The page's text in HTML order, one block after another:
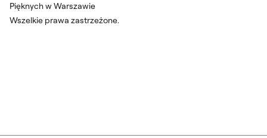
Pięknych w Warszawie
Wszelkie prawa zastrzeżone.